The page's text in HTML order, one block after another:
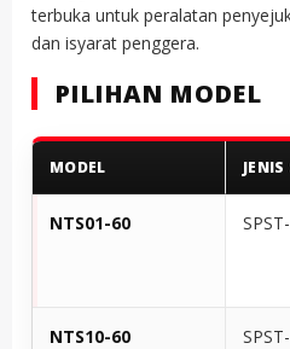
terbuka untuk peralatan
dan isyarat penggera.
PILIHAN MODEL
MODEL
NTS01-60
NTS10-60